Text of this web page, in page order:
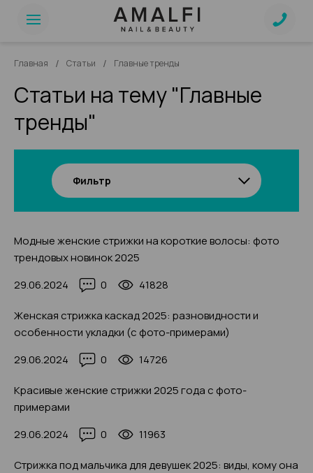
Главная / Статьи / Главные тренды
Статьи на тему "Главные
тренды"
Фильтр
Модные женские стрижки на короткие волосы: фото
трендовых новинок 2025
29.06.2024
0 41828
Женская стрижка каскад 2025: разновидности и
особенности укладки (с фото-примерами)
29.06.2024
0 14726
Красивые женские стрижки 2025 года с фото-
примерами
29.06.2024
0 11963
Стрижка под мальчика для девушек 2025: виды, кому она